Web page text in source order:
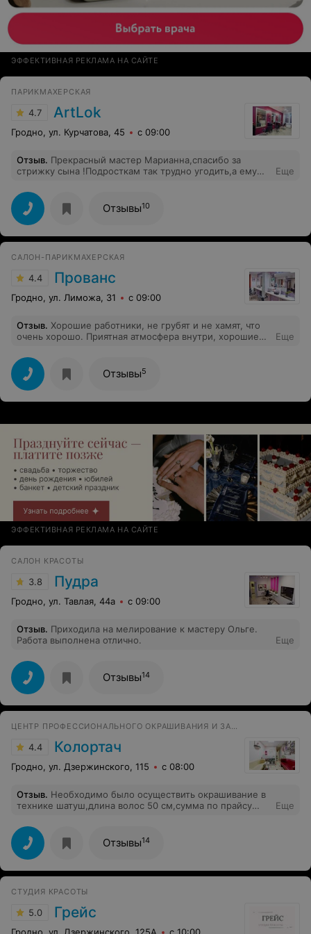
ЭФФЕКТИВНАЯ РЕКЛАМА НА САЙТЕ
ПАРИКМАХЕРСКАЯ
4.7 ArtLok
Гродно, ул. Курчатова, 45 с 09:00
Отзыв. Прекрасный мастер Марианна,спасибо за
стрижку сына !Подросткам так трудно угодить,а ему
чуткость и внимательность,и за профессионализм!
Успеха!
Еще
Отзывы10
САЛОН-ПАРИКМАХЕРСКАЯ
4.4 Прованс
Гродно, ул. Лиможа, 31 с 09:00
Отзыв. Хорошие работники, не грубят и не хамят, что
очень хорошо. Приятная атмосфера внутри, хорошие
просила оставить длину, которую отращивала полгода.
В итоге сделали совсем другую причёску, ужасно
выпрямили и отстригли половину всей длинны. Также,
это все было очень долго, хотя стрижка получилась
простой. Мастер - Светлана. Не рекомендую.
Еще
Отзывы5
ЭФФЕКТИВНАЯ РЕКЛАМА НА САЙТЕ
САЛОН КРАСОТЫ
3.8 Пудра
Гродно, ул. Тавлая, 44а с 09:00
Отзыв. Приходила на мелирование к мастеру Ольге.
Работа выполнена отлично.
Еще
Отзывы14
ЦЕНТР ПРОФЕССИОНАЛЬНОГО ОКРАШИВАНИЯ И ЗАВИВКИ ВОЛОС
4.4 Колортач
Гродно, ул. Дзержинского, 115 с 08:00
Отзыв. Необходимо было осуществить окрашивание в
технике шатуш,длина волос 50 см,сумма по прайсу
образованием(так писал администратор)сожгла мне
кожу головы и ушей(последствие кислотной и
щелочной смывки 5 с половиной часов).администратор
написала помазать пантенолом
Еще
Отзывы14
СТУДИЯ КРАСОТЫ
5.0 Грейс